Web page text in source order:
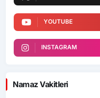
YOUTUBE
INSTAGRAM
Namaz Vakitleri